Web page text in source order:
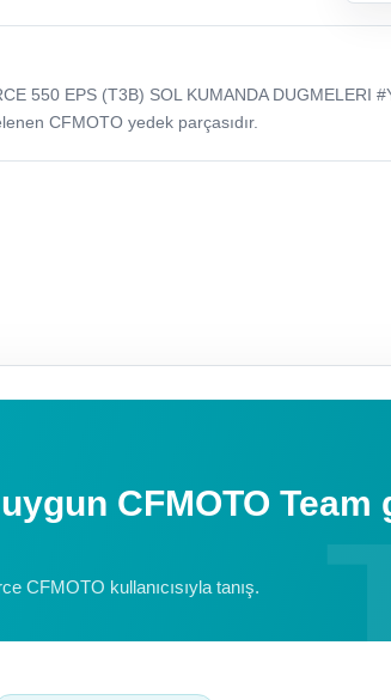
550 EPS (T3B) SOL KUMANDA DUGMELERI
CFMOTO yedek parçasıdır.
CFMOTO Team
CFMOTO kullanıcısıyla tanış.